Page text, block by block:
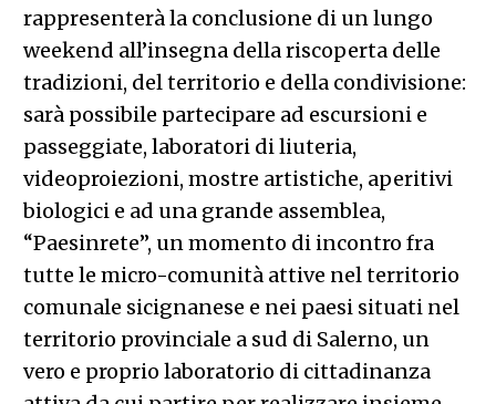
rappresenterà la conclusione di un lungo
weekend all’insegna della riscoperta delle
tradizioni, del territorio e della condivisione:
sarà possibile partecipare ad escursioni e
passeggiate, laboratori di liuteria,
videoproiezioni, mostre artistiche, aperitivi
biologici e ad una grande assemblea,
“Paesinrete”, un momento di incontro fra
tutte le micro-comunità attive nel territorio
comunale sicignanese e nei paesi situati nel
territorio provinciale a sud di Salerno, un
vero e proprio laboratorio di cittadinanza